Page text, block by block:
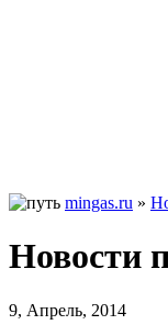
mingas.ru »
Новости
9, Апрель, 2014